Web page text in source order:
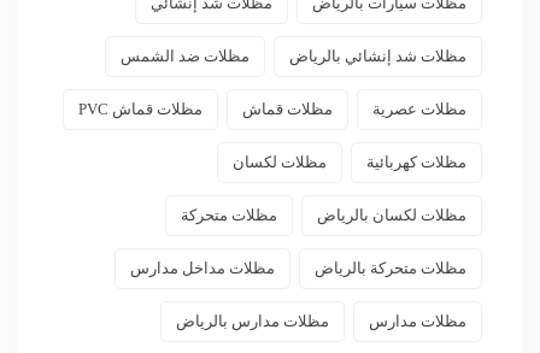
مظلات شد إنشائي بالرياض مظلات ضد الشمس
مظلات عصرية مظلات قماش مظلات قماش PVC
مظلات كهربائية مظلات لكسان
مظلات لكسان بالرياض مظلات متحركة
مظلات متحركة بالرياض مظلات مداخل مدارس
مظلات مدارس مظلات مدارس بالرياض